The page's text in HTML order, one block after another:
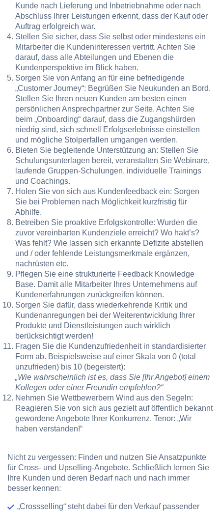
Kunde nach Lieferung und Inbetriebnahme oder nach
Abschluss Ihrer Leistungen erkennt, dass der Kauf oder
Auftrag erfolgreich war.
Stellen Sie sicher, dass Sie selbst oder mindestens ein
Mitarbeiter die Kundeninteressen vertritt. Achten Sie
darauf, dass alle Abteilungen und Ebenen die
Kundenperspektive im Blick haben.
Sorgen Sie von Anfang an für eine befriedigende
„Customer Journey“: Begrüßen Sie Neukunden an Bord.
Stellen Sie Ihren neuen Kunden am besten einen
persönlichen Ansprechpartner zur Seite. Achten Sie
beim „Onboarding“ darauf, dass die Zugangshürden
niedrig sind, sich schnell Erfolgserlebnisse einstellen
und mögliche Stolperfallen umgangen werden.
Bieten Sie begleitende Unterstützung an: Stellen Sie
Schulungsunterlagen bereit, veranstalten Sie Webinare,
laufende Gruppen-Schulungen, individuelle Trainings
und Coachings.
Holen Sie von sich aus Kundenfeedback ein: Sorgen
Sie bei Problemen nach Möglichkeit kurzfristig für
Abhilfe.
Betreiben Sie proaktive Erfolgskontrolle: Wurden die
zuvor vereinbarten Kundenziele erreicht? Wo hakt’s?
Was fehlt? Wie lassen sich erkannte Defizite abstellen
und / oder fehlende Leistungsmerkmale ergänzen,
nachrüsten etc.
Pflegen Sie eine strukturierte Feedback Knowledge
Base. Damit alle Mitarbeiter Ihres Unternehmens auf
Kundenerfahrungen zurückgreifen können.
Sorgen Sie dafür, dass wiederkehrende Kritik und
Kundenanregungen bei der Weiterentwicklung Ihrer
Produkte und Dienstleistungen auch wirklich
berücksichtigt werden!
Fragen Sie die Kundenzufriedenheit in standardisierter
Form ab. Beispielsweise auf einer Skala von 0 (total
unzufrieden) bis 10 (begeistert):
„Wie wahrscheinlich ist es, dass Sie [Ihr Angebot] einem
Kollegen oder einer Freundin empfehlen?“
Nehmen Sie Wettbewerbern Wind aus den Segeln:
Reagieren Sie von sich aus gezielt auf öffentlich bekannt
gewordene Angebote Ihrer Konkurrenz. Tenor: „Wir
haben verstanden!“
Nicht zu vergessen: Finden und nutzen Sie Ansatzpunkte
für Cross- und Upselling-Angebote. Schließlich lernen Sie
Ihre Kunden und deren Bedarf nach und nach immer
besser kennen:
„Crossselling“ steht dabei für den Verkauf passender